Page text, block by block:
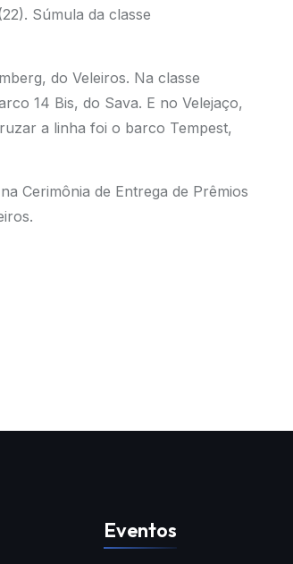
Súmula da classe
do Veleiros. Na classe
14 Bis, do Sava. E no Velejaço,
a linha foi o barco Tempest,
Cerimônia de Entrega de Prêmios
Eventos